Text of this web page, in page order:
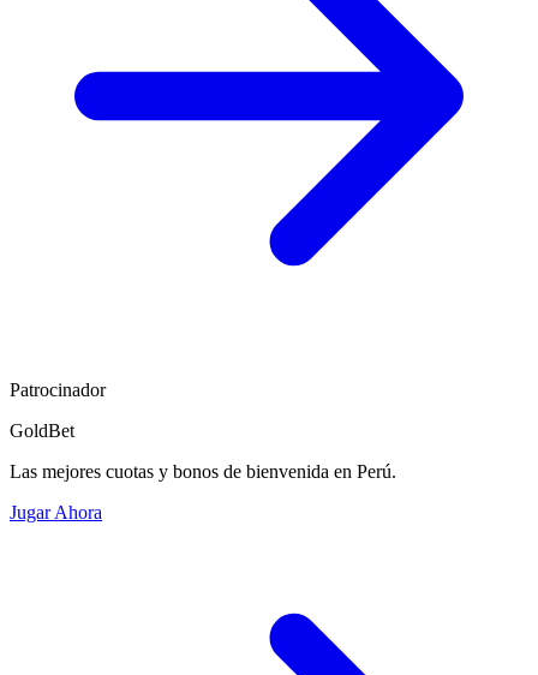
Patrocinador
GoldBet
Las mejores cuotas y bonos de bienvenida en Perú.
Jugar Ahora